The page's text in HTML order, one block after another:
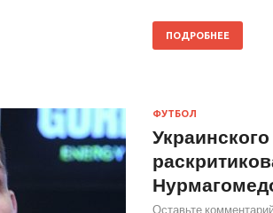
ПОДРОБНЕЕ
ФУТБОЛ
Оставьте